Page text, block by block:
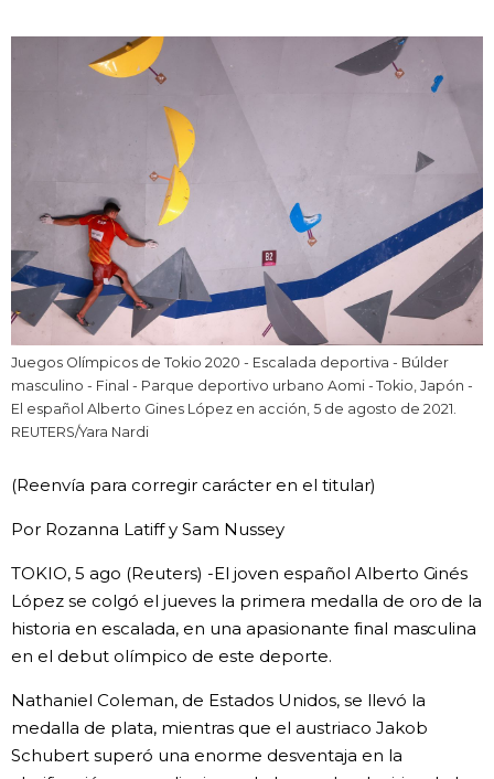
Vídeos e imágenes
En profundidad
Más
Noticias
Datos de Japón
Gente
Blog
Tokio
Avisos
official SNS
Juegos Olímpicos de Tokio 2020 - Escalada deportiva - Búlder
masculino - Final - Parque deportivo urbano Aomi - Tokio, Japón -
El español Alberto Gines López en acción, 5 de agosto de 2021.
REUTERS/Yara Nardi
(Reenvía para corregir carácter en el titular)
Por Rozanna Latiff y Sam Nussey
TOKIO, 5 ago (Reuters) -El joven español Alberto Ginés
López se colgó el jueves la primera medalla de oro de la
historia en escalada, en una apasionante final masculina
en el debut olímpico de este deporte.
Nathaniel Coleman, de Estados Unidos, se llevó la
medalla de plata, mientras que el austriaco Jakob
Schubert superó una enorme desventaja en la